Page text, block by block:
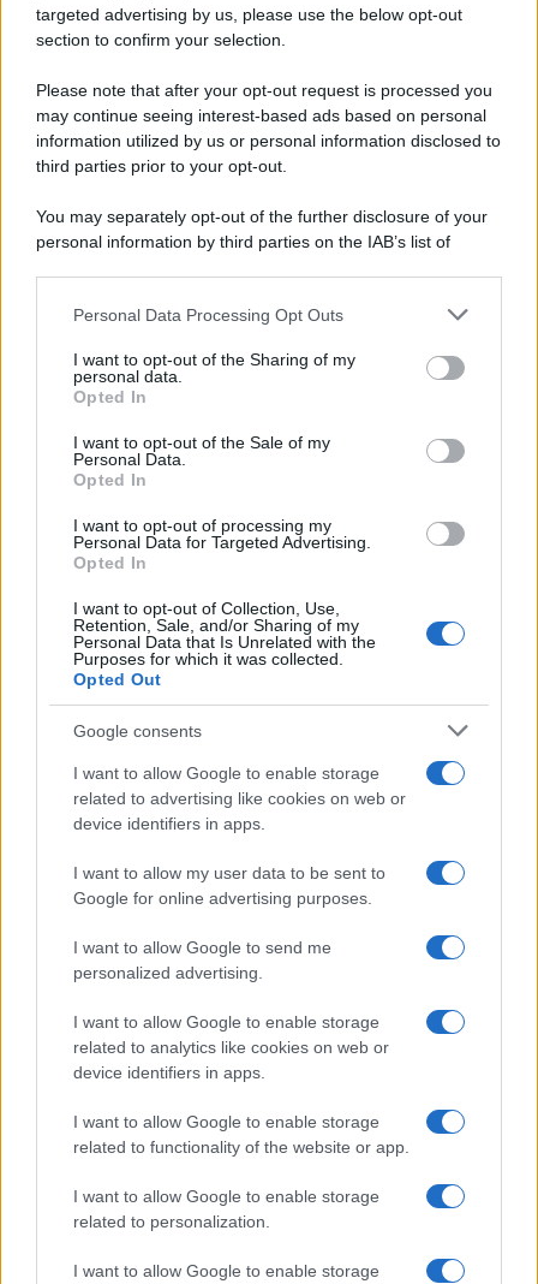
targeted advertising by us, please use the below opt-out
section to confirm your selection.
Please note that after your opt-out request is processed you
may continue seeing interest-based ads based on personal
information utilized by us or personal information disclosed to
third parties prior to your opt-out.
You may separately opt-out of the further disclosure of your
personal information by third parties on the IAB’s list of
This information may also be disclosed by us to third parties
disclose it to other third parties.
Please note that this website/app uses one or more Google
services and may gather and store information including but
not limited to your visit or usage behaviour. You may click to
grant or deny consent to Google and its third-party tags to
consent section.
Personal Data Processing Opt Outs
I want to opt-out of the Sharing of my
personal data.
Opted In
I want to opt-out of the Sale of my
Personal Data.
Opted In
I want to opt-out of processing my
Personal Data for Targeted Advertising.
Opted In
I want to opt-out of Collection, Use,
Retention, Sale, and/or Sharing of my
Personal Data that Is Unrelated with the
Purposes for which it was collected.
Opted Out
Google consents
I want to allow Google to enable storage
related to advertising like cookies on web or
device identifiers in apps.
I want to allow my user data to be sent to
Google for online advertising purposes.
I want to allow Google to send me
personalized advertising.
I want to allow Google to enable storage
related to analytics like cookies on web or
device identifiers in apps.
I want to allow Google to enable storage
related to functionality of the website or app.
I want to allow Google to enable storage
related to personalization.
I want to allow Google to enable storage
LEGGI GRATIS IL NOSTRO EBOOK
Categorie
Dizionario dei Sogni – B
Dizionario dei Sogni – C
Dizionario dei Sogni – D
Dizionario dei Sogni – E
Dizionario dei Sogni – F
Dizionario dei Sogni – G
Dizionario dei Sogni – I
Dizionario dei Sogni – J
Dizionario dei Sogni – L
Dizionario dei Sogni – M
Dizionario dei Sogni – N
Dizionario dei Sogni – O
Dizionario dei Sogni – P
Dizionario dei Sogni – R
Dizionario dei Sogni – T
Dizionario dei Sogni – U
Dizionario dei Sogni – V
Dizionario dei Sogni – Z
alla Z